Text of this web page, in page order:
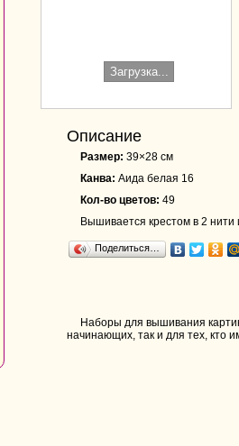
Загрузка...
Описание
Размер:39×28 см
Канва:Аида белая 16
Кол-во цветов:49
Вышивается крестом в 2 нити
Поделиться…
Наборы для вышивания
начинающих, так и для тех, кто